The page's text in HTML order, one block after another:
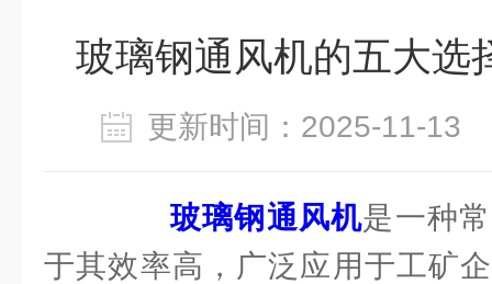
玻璃钢通风机的五大选
更新时间：2025-11-
玻璃钢通风机是一种
于其效率高，广泛应用于工矿